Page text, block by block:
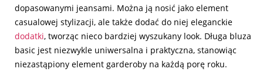
dopasowanymi jeansami. Można ją nosić jako element
casualowej stylizacji, ale także dodać do niej eleganckie
dodatki, tworząc nieco bardziej wyszukany look. Długa bluza
basic jest niezwykle uniwersalna i praktyczna, stanowiąc
niezastąpiony element garderoby na każdą porę roku.